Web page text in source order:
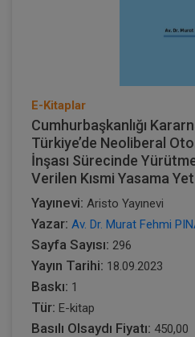
E-Kitaplar
Cumhurbaşkanlığı
Türkiye’de Neoliberal
İnşası Sürecinde
Verilen Kısmi Yasama
Yayınevi: Aristo Yayınevi
Yazar: Av. Dr. Murat Fehmi
Sayfa Sayısı: 296
Yayın Tarihi: 18.09.2023
Baskı: 1
Tür: E-kitap
Basılı Olsaydı Fiyatı: 450,00